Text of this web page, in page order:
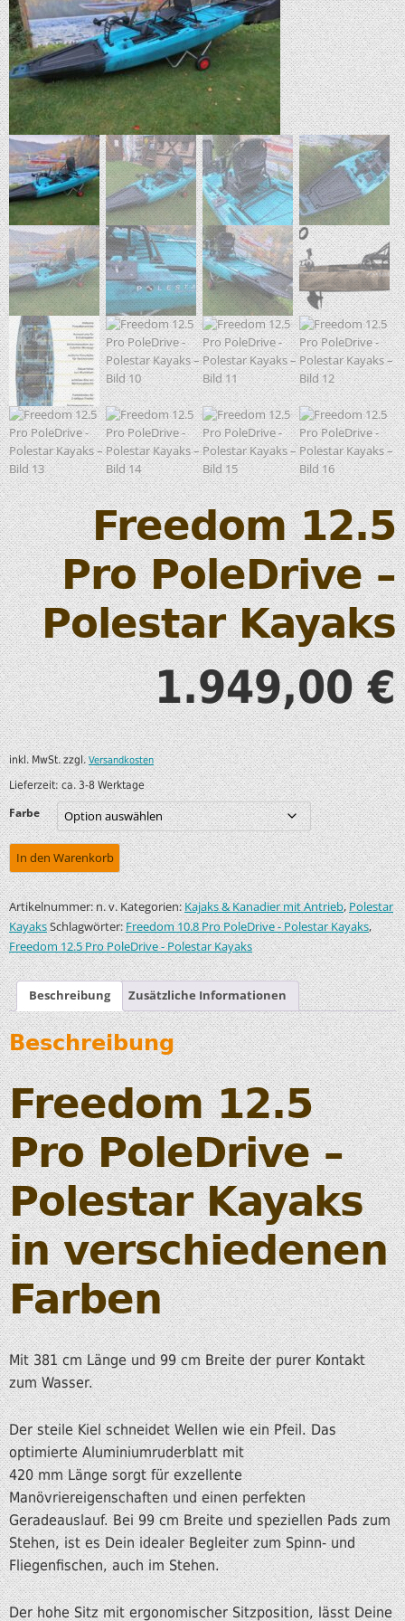
Freedom 12.5
Pro PoleDrive –
Polestar Kayaks
1.949,00€
inkl. MwSt. zzgl.Versandkosten
Lieferzeit:ca. 3-8 Werktage
Farbe
In den Warenkorb
Artikelnummer:n. v. Kategorien:Kajaks & Kanadier mit Antrieb,Polestar
KayaksSchlagwörter:Freedom 10.8 Pro PoleDrive - Polestar Kayaks,
Freedom 12.5 Pro PoleDrive - Polestar Kayaks
Beschreibung Zusätzliche Informationen
Beschreibung
Freedom 12.5
Pro PoleDrive –
Polestar Kayaks
in verschiedenen
Farben
Mit 381 cm Länge und 99 cm Breite der purer Kontakt
zum Wasser.
Der steile Kiel schneidet Wellen wie ein Pfeil. Das
optimierte Aluminiumruderblatt mit
420 mm Länge sorgt für exzellente
Manövriereigenschaften und einen perfekten
Geradeauslauf. Bei 99 cm Breite und speziellen Pads zum
Stehen, ist es Dein idealer Begleiter zum Spinn- und
Fliegenfischen, auch im Stehen.
Der hohe Sitz mit ergonomischer Sitzposition, lässt Deine